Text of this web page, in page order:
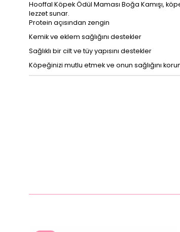
Hooffal Köpek Ödül Maması Boğa Kamışı,
lezzet sunar.
Protein açısından zengin
Kemik ve eklem sağlığını destekler
Sağlıklı bir cilt ve tüy yapısını destekler
Köpeğinizi mutlu etmek ve onun sağlığını